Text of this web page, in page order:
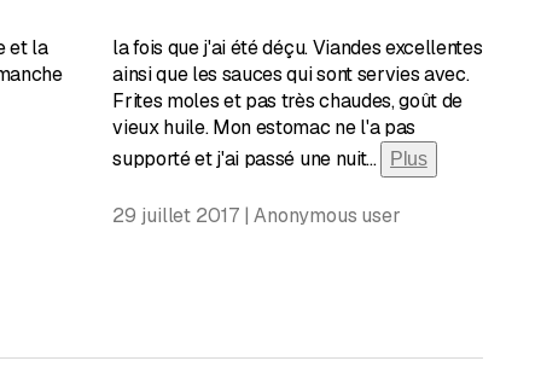
et la
la fois que j'ai été déçu. Viandes excellentes
ainsi que les sauces qui sont servies avec.
Frites moles et pas très chaudes, goût de
vieux huile. Mon estomac ne l'a pas
supporté et j'ai passé une nuit... Plus
29 juillet 2017 | Anonymous user